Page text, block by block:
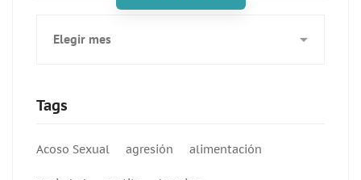
Tags
Acoso Sexual agresión alimentación